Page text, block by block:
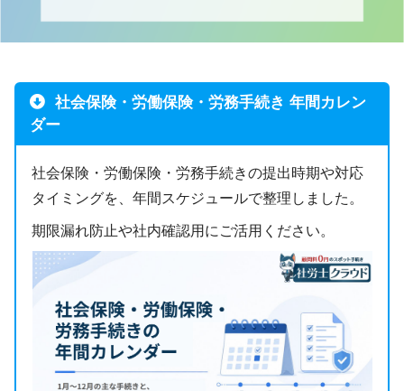
社会保険・労働保険・労務手続き 年間カレン
ダー
社会保険・労働保険・労務手続きの提出時期や対応
タイミングを、年間スケジュールで整理しました。
期限漏れ防止や社内確認用にご活用ください。